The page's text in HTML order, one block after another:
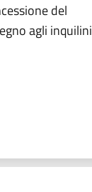
del
agli inquilini